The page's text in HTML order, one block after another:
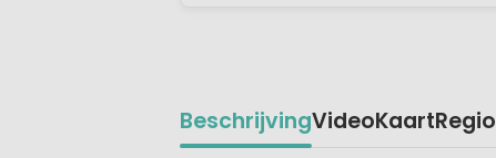
BeschrijvingVideoKaartRegio